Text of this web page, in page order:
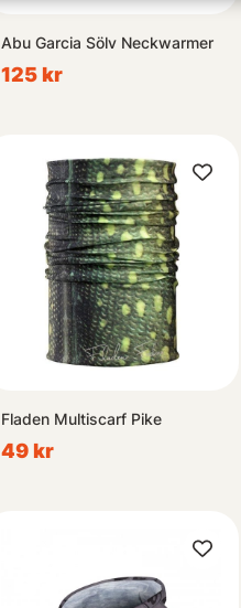
Abu Garcia Sölv Neckwarmer
125 kr
Fladen Multiscarf Pike
49 kr